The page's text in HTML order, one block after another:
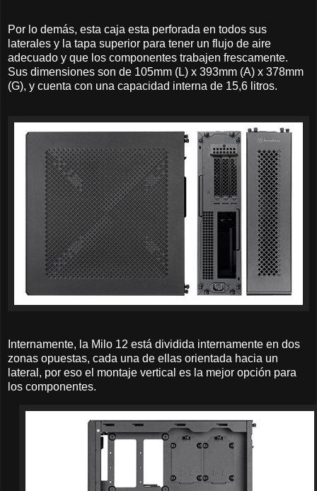
Por lo demás, esta caja esta perforada en todos sus
laterales y la tapa superior para tener un flujo de aire
adecuado y que los componentes trabajen frescamente.
Sus dimensiones son de 105mm (L) x 393mm (A) x 378mm
(G), y cuenta con una capacidad interna de 15,6 litros.
Internamente, la Milo 12 está dividida internamente en dos
zonas opuestas, cada una de ellas orientada hacia un
lateral, por eso el montaje vertical es la mejor opción para
los componentes.